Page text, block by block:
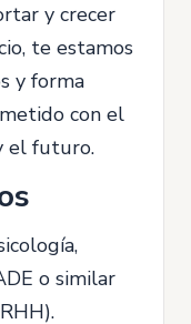
y crecer
te estamos
y forma
con el
el futuro.
o similar